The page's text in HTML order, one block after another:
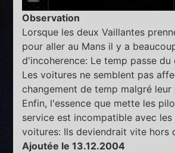
Observation
Lorsque les deux Vaillantes
pour aller au Mans il y a
d'incoherence: Le temp passe du
Les voitures ne semblent pas
changement de temp malgré leur
Enfin, l'essence que mette les
service est incompatible avec
voitures: Ils deviendrait vite hors
Ajoutée le 13.12.2004